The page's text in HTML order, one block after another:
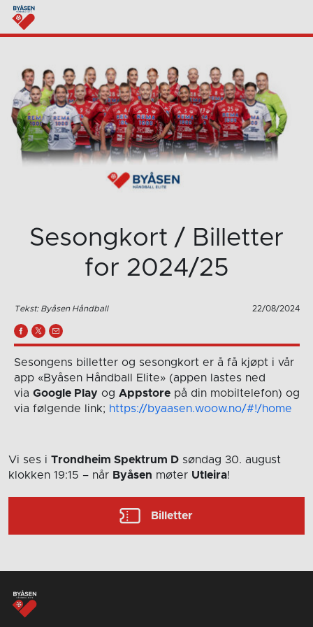
Sesongkort / Billetter
for 2024/25
Tekst: Byåsen Håndball 22/08/2024
Sesongens billetter og sesongkort er å få kjøpt i vår
app «Byåsen Håndball Elite» (appen lastes ned
via Google Play og Appstorepå din mobiltelefon) og
via følgende link; https://byaasen.woow.no/#!/home
Vi ses i Trondheim Spektrum D søndag 30. august
klokken 19:15 – når Byåsen møter Utleira!
Billetter